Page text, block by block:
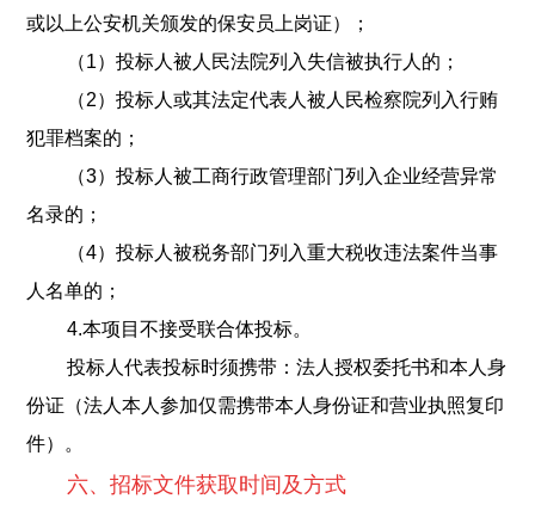
或以上公安机关颁发的保安员上岗证）；
（1）投标人被人民法院列入失信被执行人的；
（2）投标人或其法定代表人被人民检察院列入行贿
犯罪档案的；
（3）投标人被工商行政管理部门列入企业经营异常
名录的；
（4）投标人被税务部门列入重大税收违法案件当事
人名单的；
4.本项目不接受联合体投标。
投标人代表投标时须携带：法人授权委托书和本人身
份证（法人本人参加仅需携带本人身份证和营业执照复印
件）。
六、招标文件获取时间及方式